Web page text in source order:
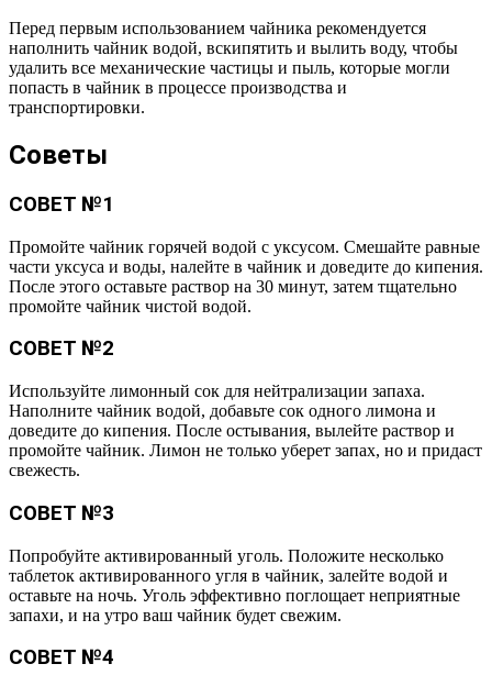
Перед первым использованием чайника рекомендуется
наполнить чайник водой, вскипятить и вылить воду, чтобы
удалить все механические частицы и пыль, которые могли
попасть в чайник в процессе производства и
транспортировки.
Советы
СОВЕТ №1
Промойте чайник горячей водой с уксусом. Смешайте равные
части уксуса и воды, налейте в чайник и доведите до кипения.
После этого оставьте раствор на 30 минут, затем тщательно
промойте чайник чистой водой.
СОВЕТ №2
Используйте лимонный сок для нейтрализации запаха.
Наполните чайник водой, добавьте сок одного лимона и
доведите до кипения. После остывания, вылейте раствор и
промойте чайник. Лимон не только уберет запах, но и придаст
свежесть.
СОВЕТ №3
Попробуйте активированный уголь. Положите несколько
таблеток активированного угля в чайник, залейте водой и
оставьте на ночь. Уголь эффективно поглощает неприятные
запахи, и на утро ваш чайник будет свежим.
СОВЕТ №4